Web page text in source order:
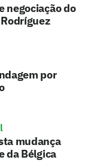
negociação do
por
mudança
da Bélgica